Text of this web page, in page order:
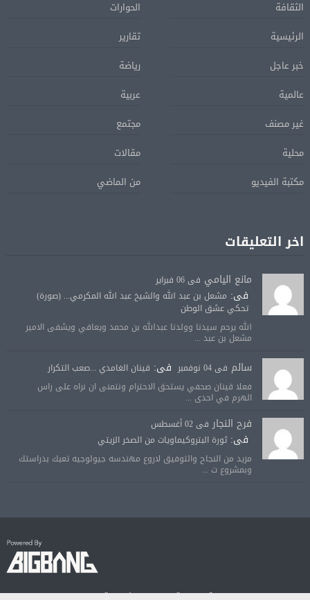
الثقافة
الحوارات
الرئيسية
تقارير
خبر عاجل
رياضة
عالمية
عربية
غير مصنف
مجتمع
محلية
مقالات
مكتبة الفيديو
من الماضي
اخر التعليقات
مانع اليامي فى 06 فبراير
فى: مشعل بن عبد الله والشيخ عبد الله المكرمي... (صورة)
تحكي عشق الوطن
الله يرحم سيدنا وولدنا عبدالله بن محمد ويعافي ويشفى الامير
مشعل بن عبد ...
سالم فى 04 نوفمبر فى: قينان الغامدي ...صعب التكرار
فعلا قينان صحفي يستحق الاحترام ونتمنى ان نراه على راس
الهرم في احدى ...
فرح النجار فى 02 أغسطس
فى:ثورة البتروكيماويات من الصخر الزيتي
مزيد من النجاح والتوفيق لاروع مهندسه جيولوجيه تعبك بدراستك
وبمشروع ت ...